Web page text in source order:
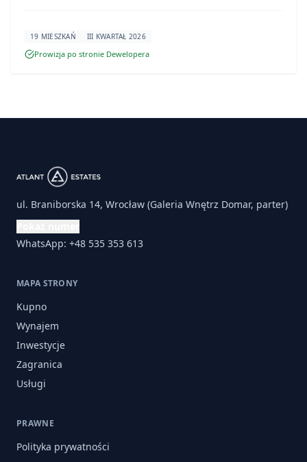
19 MIESZKAŃ III KWARTAŁ 2026
Prowizja po stronie Dewelopera
ul. Braniborska 14, Wrocław (Galeria Wnętrz Domar, parter)
WhatsApp: +48 535 353 613
MAPA STRONY
Kupno
Wynajem
Inwestycje
Zagranica
Usługi
PRAWNE
Polityka prywatności